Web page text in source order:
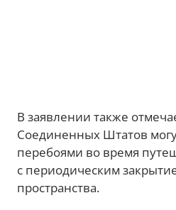
В заявлении также
Соединенных Штатов
перебоями во время
с периодическим
пространства.